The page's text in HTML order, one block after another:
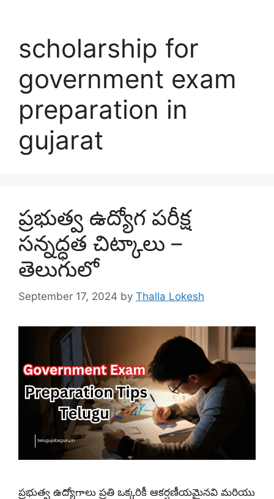
scholarship for
government exam
preparation in
gujarat
ప్రభుత్వ ఉద్యోగ పరీక్ష
సన్నద్ధత చిట్కాలు –
తెలుగులో
September 17, 2024 by Thalla Lokesh
ప్రభుత్వ ఉద్యోగాలు ప్రతి ఒక్కరికీ ఆకర్షణీయమైనవి మరియు